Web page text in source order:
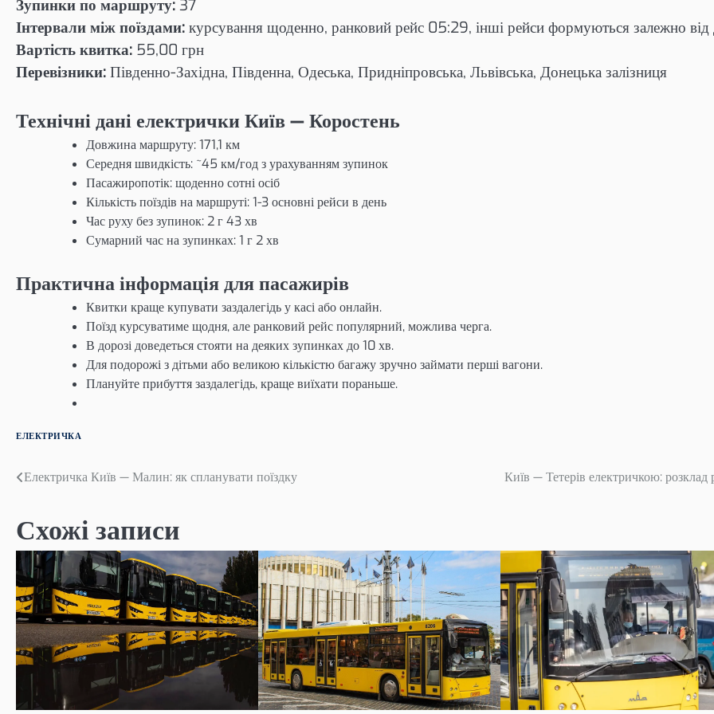
Зупинки по маршруту: 37
Інтервали між поїздами: курсування щоденно, ранковий рейс 05:29, інші рейси формуються залежно від
Вартість квитка: 55,00 грн
Перевізники: Південно-Західна, Південна, Одеська, Придніпровська, Львівська, Донецька залізниця
Технічні дані електрички Київ — Коростень
Довжина маршруту: 171,1 км
Середня швидкість: ~45 км/год з урахуванням зупинок
Пасажиропотік: щоденно сотні осіб
Кількість поїздів на маршруті: 1-3 основні рейси в день
Час руху без зупинок: 2 г 43 хв
Сумарний час на зупинках: 1 г 2 хв
Практична інформація для пасажирів
Квитки краще купувати заздалегідь у касі або онлайн.
Поїзд курсуватиме щодня, але ранковий рейс популярний, можлива черга.
В дорозі доведеться стояти на деяких зупинках до 10 хв.
Для подорожі з дітьми або великою кількістю багажу зручно займати перші вагони.
Плануйте прибуття заздалегідь, краще виїхати пораньше.
ЕЛЕКТРИЧКА
Навігація
Електричка Київ — Малин: як спланувати поїздку Київ — Тетерів електричкою: розклад
Схожі записи